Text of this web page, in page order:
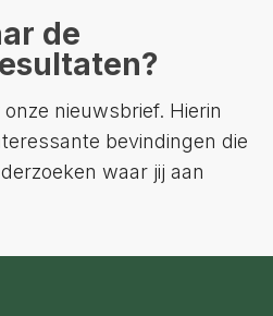
de
nieuwsbrief. Hierin
bevindingen die
waar jij aan